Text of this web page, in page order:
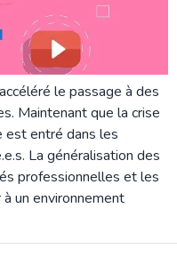
le passage à des
Maintenant que la crise
est entré dans les
La généralisation des
professionnelles et les
un environnement